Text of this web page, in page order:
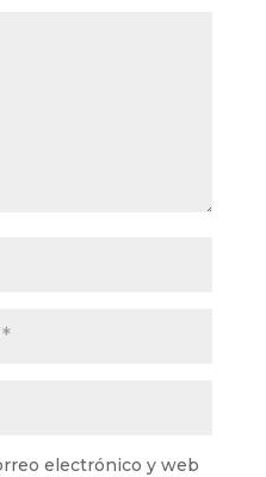
electrónico y web